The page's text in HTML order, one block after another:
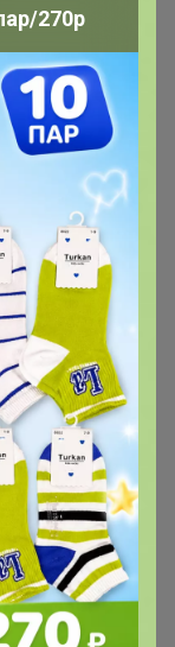
Медведь™
Эксмо™
Fanzon™
SAFEX™
Добропаровъ™
ERGOPOWER™
Paw Patrol™
Синий трактор™
WOOW TOYS™
Family look™
270р